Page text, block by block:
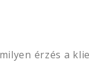
érzés a